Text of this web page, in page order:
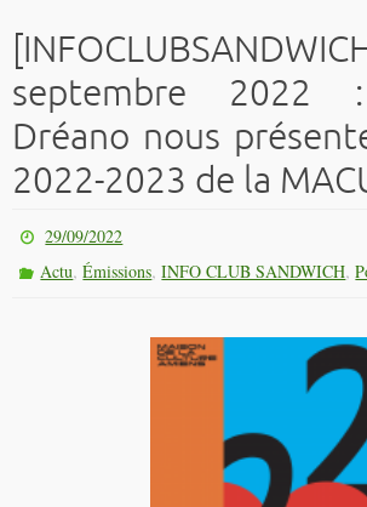
septembre 2022
Dréano nous
2022-2023 de la
29/09/2022
Actu,Émissions,INFO CLUB SANDWICH,